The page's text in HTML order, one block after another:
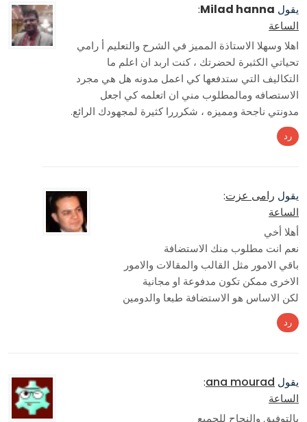
يقول Milad hanna
:
الساعة
اهلا وسهلا الاستاذة المميز في الشرح والتعليم أ رامي
تحياتي الكثبرة لحضرتك ، كنت اربد ان اعلم ما
التكاليف التي ستدفعها كي اعمل مدونه هل هي مجرد
الاستصافه ومالمطلوب مني ان اتعلمه كي اجعل
مدونتي ناجحة ومميزه ، شكرررا كثيرة لمجهودك الرائع.
رد
يقول رامى عزت:
الساعة
أهلا أخي
نعم انت مطلوب منك الاستضافة
باقي الامور مثل القالب والمقالات والامور
الاخرى ممكن تكون مدفوعة او مجانية
لكن الاساس هو الاستضافة طبعا والدومين
رد
يقول ana mourad
:
الساعة
بالتوفيق والنجاح للجميع